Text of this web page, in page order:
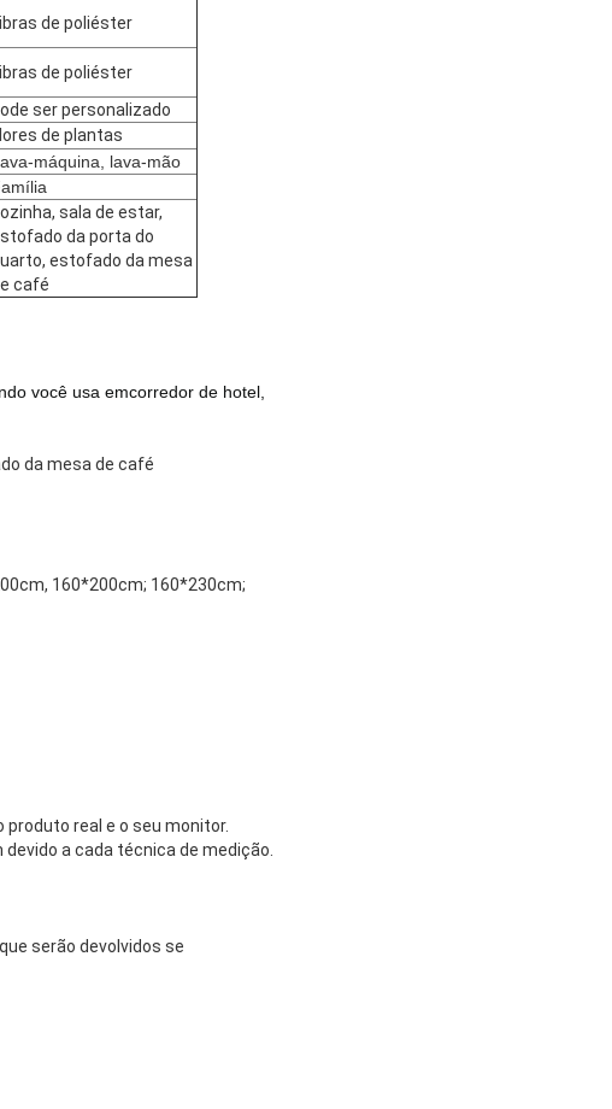
de poliéster
de poliéster
ser personalizado
de plantas
máquina, lava-mão
sala de estar,
da porta do
estofado da mesa
café
você usa emcorredor de hotel,
da mesa de café
160*200cm; 160*230cm;
real e o seu monitor.
a cada técnica de medição.
serão devolvidos se